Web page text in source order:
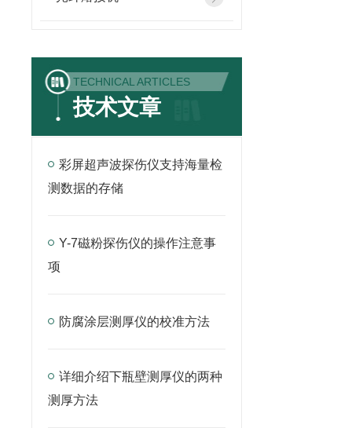
TECHNICAL ARTICLES
技术文章
彩屏超声波探伤仪支持海量检
测数据的存储
Y-7磁粉探伤仪的操作注意事
项
防腐涂层测厚仪的校准方法
详细介绍下瓶壁测厚仪的两种
测厚方法